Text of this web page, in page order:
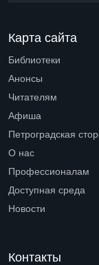
Карта сайта
Библиотеки
Анонсы
Читателям
Афиша
Петроградская
О нас
Профессионалам
Доступная среда
Новости
Контакты